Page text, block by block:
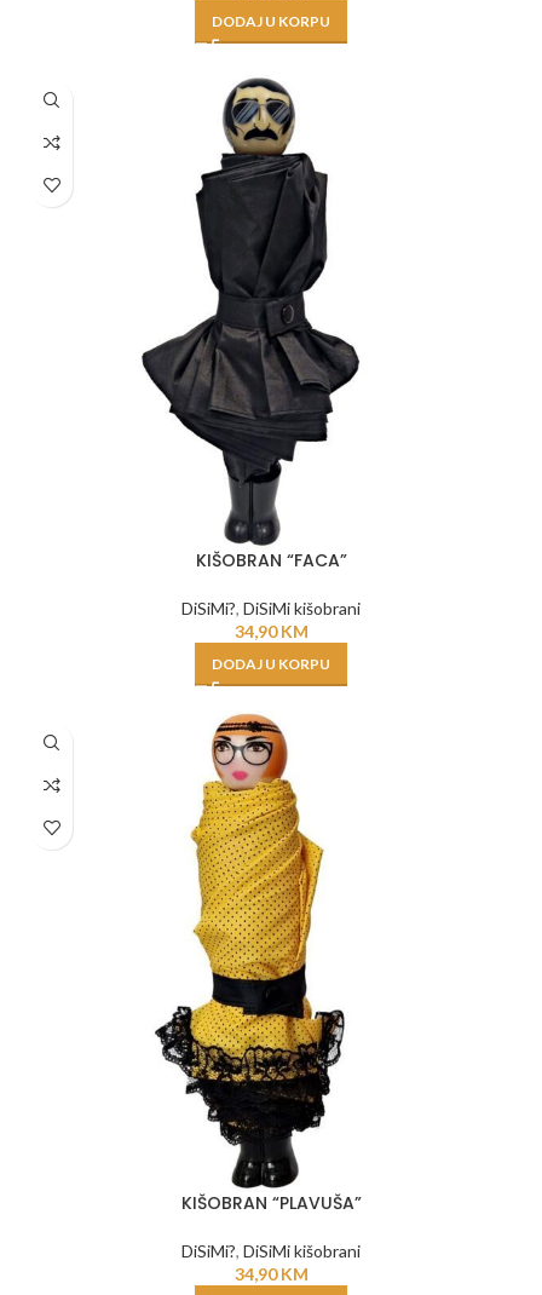
DODAJ U KORPU
KIŠOBRAN “FACA”
DiSiMi?, DiSiMi kišobrani
34,90KM
DODAJ U KORPU
KIŠOBRAN “PLAVUŠA”
DiSiMi?, DiSiMi kišobrani
34,90KM